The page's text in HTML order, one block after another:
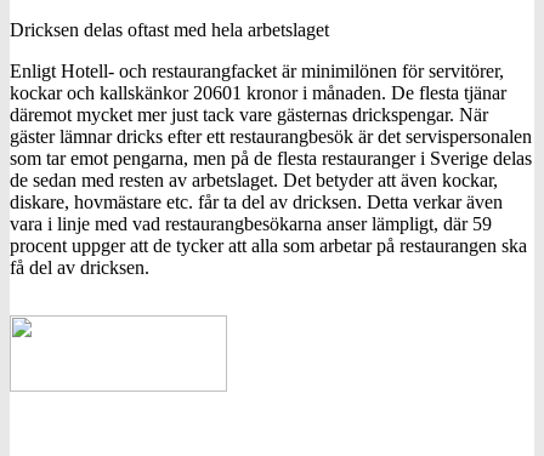
Dricksen delas oftast med hela arbetslaget
Enligt Hotell- och restaurangfacket är minimilönen för servitörer,
kockar och kallskänkor 20601 kronor i månaden. De flesta tjänar
däremot mycket mer just tack vare gästernas drickspengar. När
gäster lämnar dricks efter ett restaurangbesök är det servispersonalen
som tar emot pengarna, men på de flesta restauranger i Sverige delas
de sedan med resten av arbetslaget. Det betyder att även kockar,
diskare, hovmästare etc. får ta del av dricksen. Detta verkar även
vara i linje med vad restaurangbesökarna anser lämpligt, där 59
procent uppger att de tycker att alla som arbetar på restaurangen ska
få del av dricksen.